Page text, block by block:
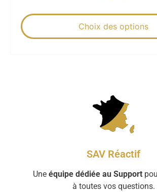
Choix des options
SAV Réactif
Une équipe dédiée au Support
à toutes vos questions.